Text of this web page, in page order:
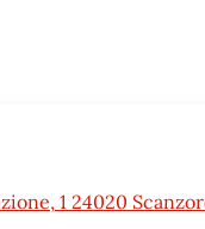
1 24020